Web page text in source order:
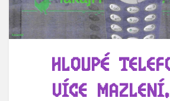
HLOUPÉ
VÍCE MAZLENÍ.